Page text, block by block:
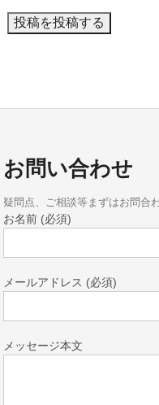
お問い合わせ
疑問点、ご相談等まずはお問合
お名前 (必須)
メールアドレス (必須)
メッセージ本文